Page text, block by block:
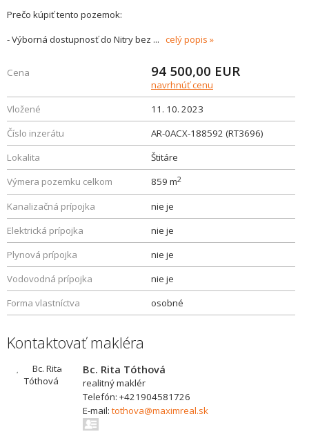
Prečo kúpiť tento pozemok:
- Výborná dostupnosť do Nitry bez ... celý popis
Cena 94 500,00 EUR
navrhnúť cenu
Vložené
11. 10. 2023
Číslo inzerátu
AR-0ACX-188592 (RT3696)
Lokalita
Štitáre
Výmera pozemku celkom
859 m2
Kanalizačná prípojka
nie je
Elektrická prípojka
nie je
Plynová prípojka
nie je
Vodovodná prípojka
nie je
Forma vlastníctva
osobné
Kontaktovať makléra
Bc. Rita Tóthová
realitný maklér
Telefón: +421904581726
E-mail: tothova@maximreal.sk